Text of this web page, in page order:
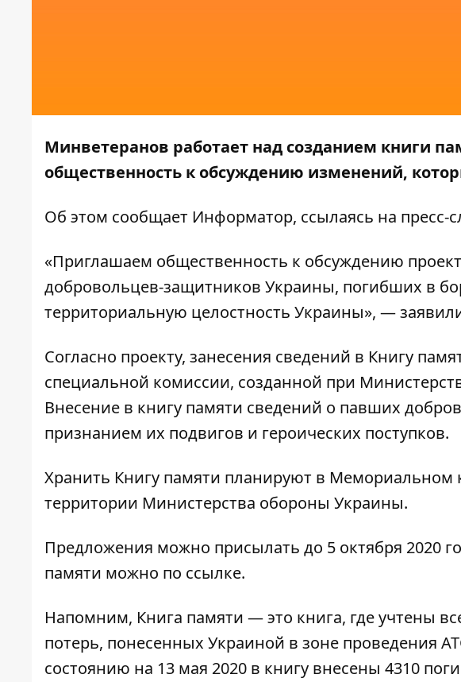
Минветеранов работает над созданием книги
общественность к обсуждению изменений,
Об этом сообщает Информатор, ссылаясь на пресс-
«Приглашаем общественность к обсуждению
добровольцев-защитников Украины, погибших в
территориальную целостность Украины», —
Согласно проекту, занесения сведений в Книгу
специальной комиссии, созданной при
Внесение в книгу памяти сведений о павших
признанием их подвигов и героических поступков.
Хранить Книгу памяти планируют в Мемориальном
территории Министерства обороны Украины.
Предложения можно присылать до 5 октября 2020
памяти можно по ссылке.
Напомним, Книга памяти — это книга, где учтены
потерь, понесенных Украиной в зоне проведения
состоянию на 13 мая 2020 в книгу внесены 4310